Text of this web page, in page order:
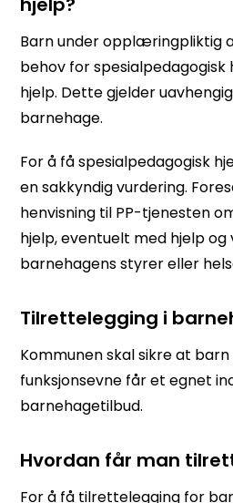
Barn under opplæringpliktig
behov for spesialpedagogisk
hjelp. Dette gjelder
barnehage.
For å få spesialpedagogisk
en sakkyndig vurdering.
henvisning til PP-tjenesten
hjelp, eventuelt med hjelp og
barnehagens styrer eller
Tilrettelegging i
Kommunen skal sikre at
funksjonsevne får et egnet
barnehagetilbud.
Hvordan får man
For å få tilrettelegging for